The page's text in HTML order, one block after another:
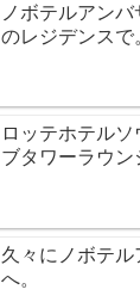
ノボテルアン
のレジデンスで
ロッテホテル
ブタワーラウン
久々にノボテ
へ。